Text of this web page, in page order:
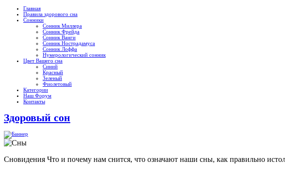
Главная
Правила здорового сна
Сонники
Сонник Миллера
Сонник Фрейда
Сонник Ванги
Сонник Нострадамуса
Сонник Лоффа
Нумерологический сонник
Цвет Вашего сна
Синий
Красный
Зеленый
Фиолетовый
Категории
Наш Форум
Контакты
Здоровый сон
Сновидения Что и почему нам снится, что означают наши сны, как правильно